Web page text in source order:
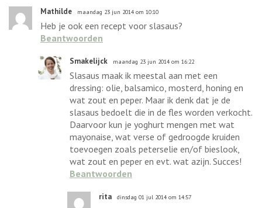
Mathilde maandag 23 jun 2014 om 10:10
Heb je ook een recept voor slasaus?
Beantwoorden
Smakelijck maandag 23 jun 2014 om 16:22
Slasaus maak ik meestal aan met een
dressing: olie, balsamico, mosterd, honing en
wat zout en peper. Maar ik denk dat je de
slasaus bedoelt die in de fles worden verkocht.
Daarvoor kun je yoghurt mengen met wat
mayonaise, wat verse of gedroogde kruiden
toevoegen zoals peterselie en/of bieslook,
wat zout en peper en evt. wat azijn. Succes!
Beantwoorden
rita dinsdag 01 jul 2014 om 14:57